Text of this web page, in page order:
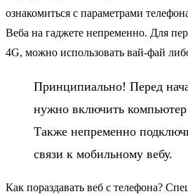
ознакомиться с параметрами
Веба на гаджете непременно. Для
4G, можно использовать вай-фай
Принципиально! Перед
нужно включить
Также непременно
связи к мобильному вебу.
Как пораздавать веб с телефона?